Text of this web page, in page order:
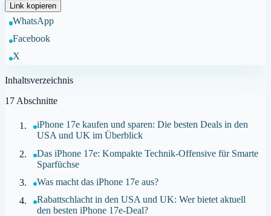
Link kopieren
WhatsApp
Facebook
X
Inhaltsverzeichnis
17 Abschnitte
iPhone 17e kaufen und sparen: Die besten Deals in den
USA und UK im Überblick
Das iPhone 17e: Kompakte Technik-Offensive für Smarte
Sparfüchse
Was macht das iPhone 17e aus?
Rabattschlacht in den USA und UK: Wer bietet aktuell
den besten iPhone 17e-Deal?